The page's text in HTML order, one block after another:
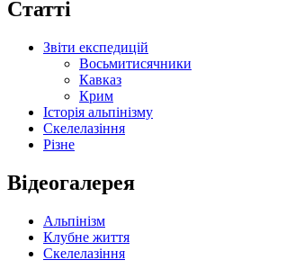
Статті
Звіти експедицій
Восьмитисячники
Кавказ
Крим
Історія альпінізму
Скелелазіння
Різне
Відеогалерея
Альпінізм
Клубне життя
Скелелазіння